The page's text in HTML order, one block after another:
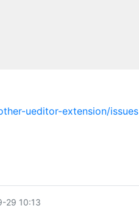
ueditor-extension/issues
29 10:13